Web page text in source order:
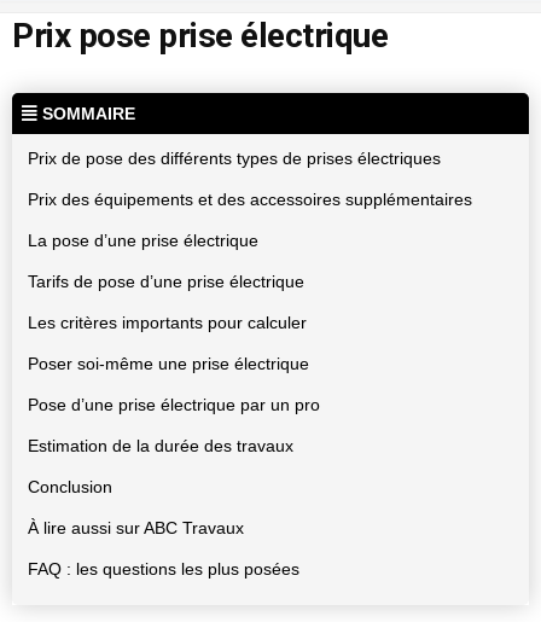
Prix pose prise électrique
SOMMAIRE
Prix de pose des différents types de prises électriques
Prix des équipements et des accessoires supplémentaires
La pose d’une prise électrique
Tarifs de pose d’une prise électrique
Les critères importants pour calculer
Poser soi-même une prise électrique
Pose d’une prise électrique par un pro
Estimation de la durée des travaux
Conclusion
À lire aussi sur ABC Travaux
FAQ : les questions les plus posées